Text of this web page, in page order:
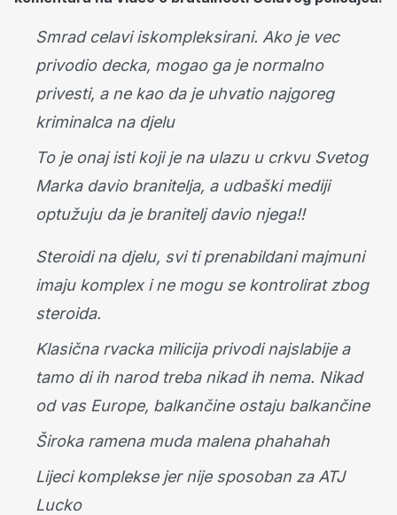
Smrad celavi iskompleksirani. Ako je vec
privodio decka, mogao ga je normalno
privesti, a ne kao da je uhvatio najgoreg
kriminalca na djelu
To je onaj isti koji je na ulazu u crkvu Svetog
Marka davio branitelja, a udbaški mediji
optužuju da je branitelj davio njega!!
Steroidi na djelu, svi ti prenabildani majmuni
imaju komplex i ne mogu se kontrolirat zbog
steroida.
Klasična rvacka milicija privodi najslabije a
tamo di ih narod treba nikad ih nema. Nikad
od vas Europe, balkančine ostaju balkančine
Široka ramena muda malena phahahah
Lijeci komplekse jer nije sposoban za ATJ
Lucko